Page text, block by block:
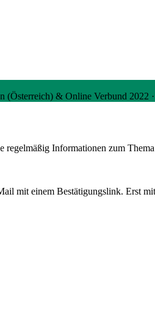
(Österreich) & Online Verbund 2022 ·
regelmäßig Informationen zum
mit einem Bestätigungslink. Erst